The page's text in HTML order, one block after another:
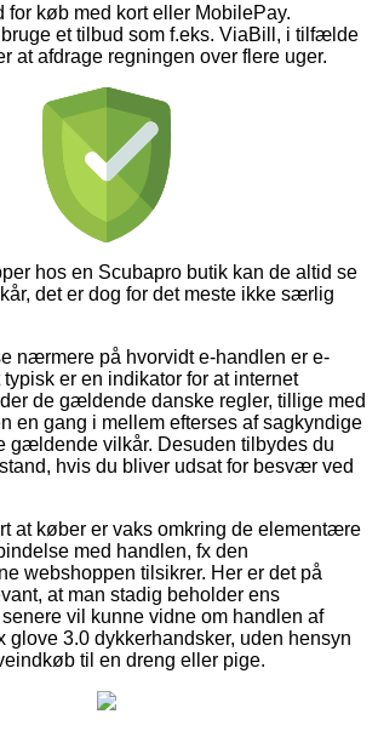
for køb med kort eller MobilePay.
et tilbud som f.eks. ViaBill, i tilfælde
at afdrage regningen over flere uger.
hos en Scubapro butik kan de altid se
det er dog for det meste ikke særlig
nærmere på hvorvidt e-handlen er e-
er en indikator for at internet
de gældende danske regler, tillige med
en gang i mellem efterses af sagkyndige
gældende vilkår. Desuden tilbydes du
hvis du bliver udsat for besvær ved
at køber er vaks omkring de elementære
med handlen, fx den
webshoppen tilsikrer. Her er det på
at man stadig beholder ens
vil kunne vidne om handlen af
glove 3.0 dykkerhandsker, uden hensyn
til en dreng eller pige.